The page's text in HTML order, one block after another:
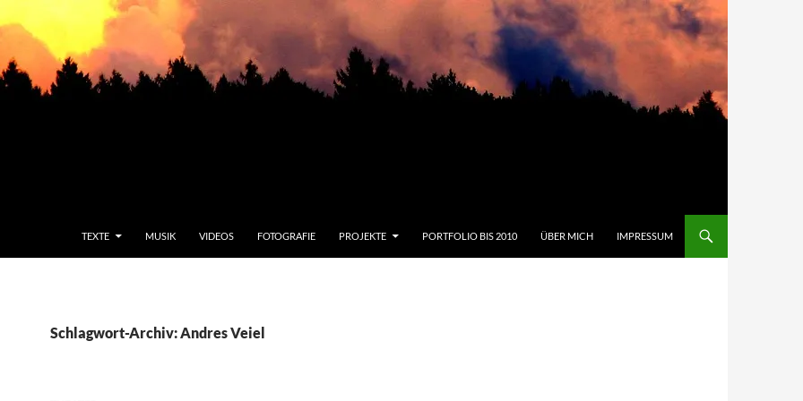
TEXTE MUSIK VIDEOS FOTOGRAFIE PROJEKTE PORTFOLIO BIS 2010 ÜBER MICH IMPRESSUM
Schlagwort-Archiv: Andres Veiel